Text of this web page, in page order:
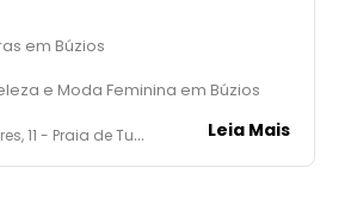
em Búzios
e Moda Feminina em Búzios
Tucuns - Armação dos Búzios- RJ Leia Mais